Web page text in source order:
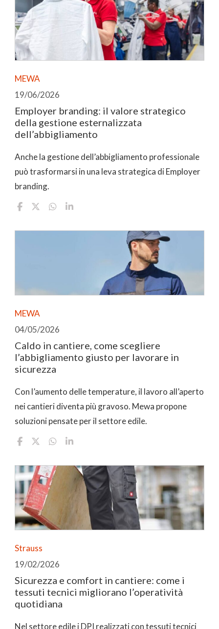
MEWA
19/06/2026
Employer branding: il valore strategico
della gestione esternalizzata
dell’abbigliamento
Anche la gestione dell’abbigliamento professionale
può trasformarsi in una leva strategica di Employer
branding.
MEWA
04/05/2026
Caldo in cantiere, come scegliere
l’abbigliamento giusto per lavorare in
sicurezza
Con l’aumento delle temperature, il lavoro all’aperto
nei cantieri diventa più gravoso. Mewa propone
soluzioni pensate per il settore edile.
Strauss
19/02/2026
Sicurezza e comfort in cantiere: come i
tessuti tecnici migliorano l’operatività
quotidiana
Nel settore edile i DPI realizzati con tessuti tecnici